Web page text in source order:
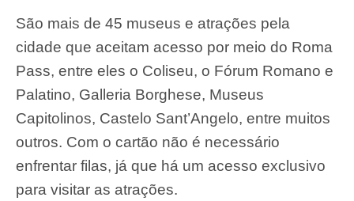
São mais de 45 museus e atrações pela
cidade que aceitam acesso por meio do Roma
Pass, entre eles o Coliseu, o Fórum Romano e
Palatino, Galleria Borghese, Museus
Capitolinos, Castelo Sant’Angelo, entre muitos
outros. Com o cartão não é necessário
enfrentar filas, já que há um acesso exclusivo
para visitar as atrações.